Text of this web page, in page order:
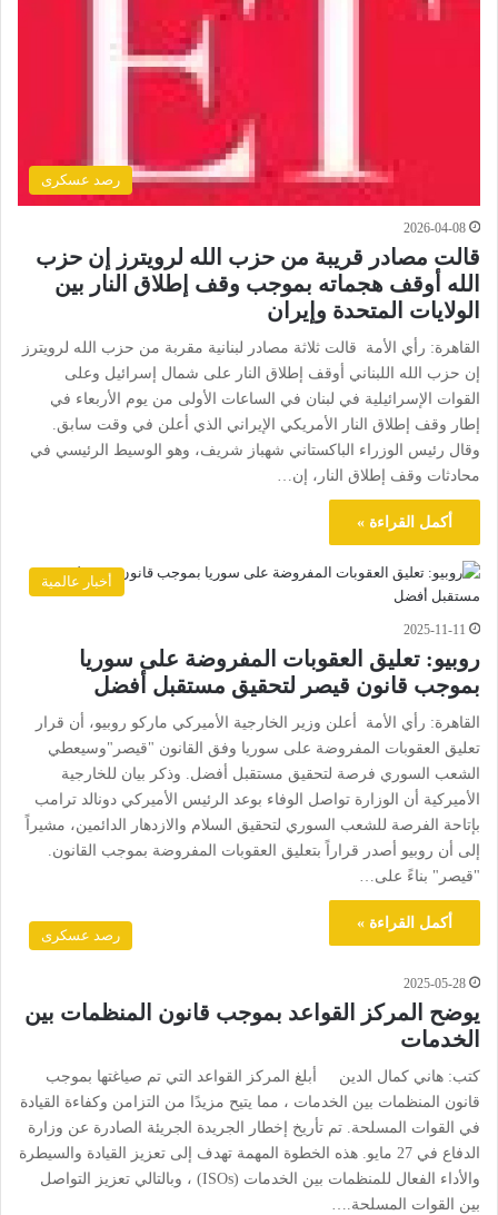
رصد عسكرى
2026-04-08
قالت مصادر قريبة من حزب الله لرويترز إن حزب
الله أوقف هجماته بموجب وقف إطلاق النار بين
الولايات المتحدة وإيران
القاهرة: رأي الأمة قالت ثلاثة مصادر لبنانية مقربة من حزب الله لرويترز
إن حزب الله اللبناني أوقف إطلاق النار على شمال إسرائيل وعلى
القوات الإسرائيلية في لبنان في الساعات الأولى من يوم الأربعاء في
إطار وقف إطلاق النار الأمريكي الإيراني الذي أعلن في وقت سابق.
وقال رئيس الوزراء الباكستاني شهباز شريف، وهو الوسيط الرئيسي في
محادثات وقف إطلاق النار، إن…
أكمل القراءة »
أخبار عالمية
2025-11-11
روبيو: تعليق العقوبات المفروضة على سوريا
بموجب قانون قيصر لتحقيق مستقبل أفضل
القاهرة: رأي الأمة أعلن وزير الخارجية الأميركي ماركو روبيو، أن قرار
تعليق العقوبات المفروضة على سوريا وفق القانون "قيصر"وسيعطي
الشعب السوري فرصة لتحقيق مستقبل أفضل. وذكر بيان للخارجية
الأميركية أن الوزارة تواصل الوفاء بوعد الرئيس الأميركي دونالد ترامب
بإتاحة الفرصة للشعب السوري لتحقيق السلام والازدهار الدائمين، مشيراً
إلى أن روبيو أصدر قراراً بتعليق العقوبات المفروضة بموجب القانون.
"قيصر" بناءً على…
أكمل القراءة »
رصد عسكرى
2025-05-28
يوضح المركز القواعد بموجب قانون المنظمات بين
الخدمات
كتب: هاني كمال الدين أبلغ المركز القواعد التي تم صياغتها بموجب
قانون المنظمات بين الخدمات ، مما يتيح مزيدًا من التزامن وكفاءة القيادة
في القوات المسلحة. تم تأريخ إخطار الجريدة الجريئة الصادرة عن وزارة
الدفاع في 27 مايو. هذه الخطوة المهمة تهدف إلى تعزيز القيادة والسيطرة
والأداء الفعال للمنظمات بين الخدمات (ISOs) ، وبالتالي تعزيز التواصل
بين القوات المسلحة.…